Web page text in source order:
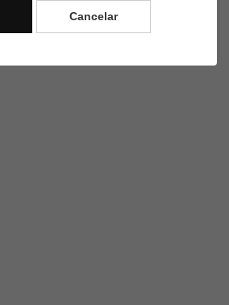
Cancelar